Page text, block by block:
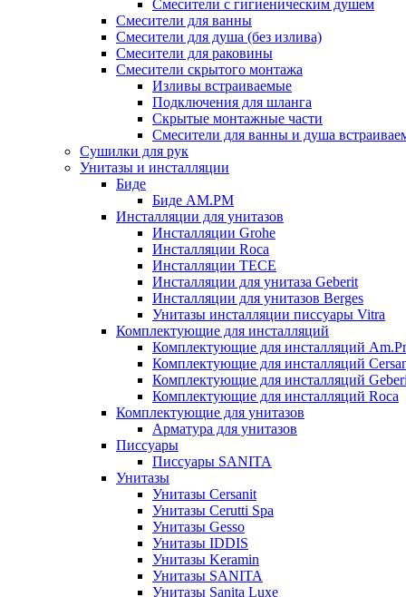
Смесители с гигиеническим душем
Смесители для ванны
Смесители для душа (без излива)
Смесители для раковины
Смесители скрытого монтажа
Изливы встраиваемые
Подключения для шланга
Скрытые монтажные части
Смесители для ванны и душа
Сушилки для рук
Унитазы и инсталляции
Биде
Биде AM.PM
Инсталляции для унитазов
Инсталляции Grohe
Инсталляции Roca
Инсталляции TECE
Инсталляции для унитаза Geberit
Инсталляции для унитазов Berges
Унитазы инсталляции писсуары Vitra
Комплектующие для инсталляций
Комплектующие для инсталляций
Комплектующие для инсталляций
Комплектующие для инсталляций
Комплектующие для инсталляций Roca
Комплектующие для унитазов
Арматура для унитазов
Писсуары
Писсуары SANITA
Унитазы
Унитазы Cersanit
Унитазы Cerutti Spa
Унитазы Gesso
Унитазы IDDIS
Унитазы Keramin
Унитазы SANITA
Унитазы Sanita Luxe